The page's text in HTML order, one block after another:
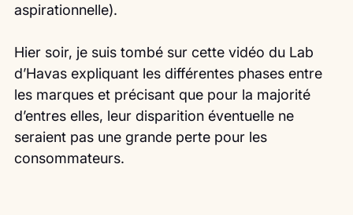
aspirationnelle).
Hier soir, je suis tombé sur cette vidéo du Lab
d’Havas expliquant les différentes phases entre
les marques et précisant que pour la majorité
d’entres elles, leur disparition éventuelle ne
seraient pas une grande perte pour les
consommateurs.